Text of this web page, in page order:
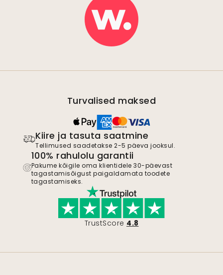
Turvalised maksed
Kiire ja tasuta saatmine
Tellimused saadetakse 2-5 päeva jooksul.
100% rahulolu garantii
Pakume kõigile oma klientidele 30-päevast
tagastamisõigust paigaldamata toodete
tagastamiseks.
TrustScore 4.8